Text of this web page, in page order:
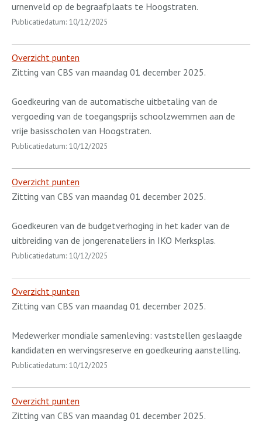
urnenveld op de begraafplaats te Hoogstraten.
Publicatiedatum: 10/12/2025
Overzicht punten
Zitting van CBS van maandag 01 december 2025.
Goedkeuring van de automatische uitbetaling van de
vergoeding van de toegangsprijs schoolzwemmen aan de
vrije basisscholen van Hoogstraten.
Publicatiedatum: 10/12/2025
Overzicht punten
Zitting van CBS van maandag 01 december 2025.
Goedkeuren van de budgetverhoging in het kader van de
uitbreiding van de jongerenateliers in IKO Merksplas.
Publicatiedatum: 10/12/2025
Overzicht punten
Zitting van CBS van maandag 01 december 2025.
Medewerker mondiale samenleving: vaststellen geslaagde
kandidaten en wervingsreserve en goedkeuring aanstelling.
Publicatiedatum: 10/12/2025
Overzicht punten
Zitting van CBS van maandag 01 december 2025.